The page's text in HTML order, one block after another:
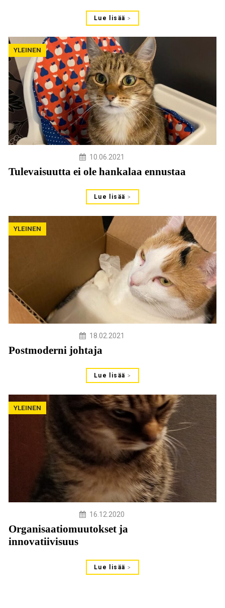
Lue lisää
YLEINEN
10.06.2021
Tulevaisuutta ei ole hankalaa ennustaa
Lue lisää
YLEINEN
18.02.2021
Postmoderni johtaja
Lue lisää
YLEINEN
16.12.2020
Organisaatiomuutokset ja
innovatiivisuus
Lue lisää